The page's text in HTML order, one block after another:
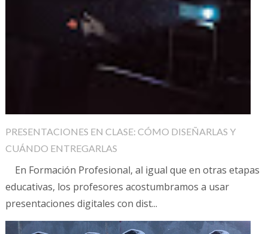
PRESENTACIONES EN CLASE: CÓMO DISEÑARLAS Y
CUÁNDO ENTREGARLAS
En Formación Profesional, al igual que en otras etapas
educativas, los profesores acostumbramos a usar
presentaciones digitales con dist...